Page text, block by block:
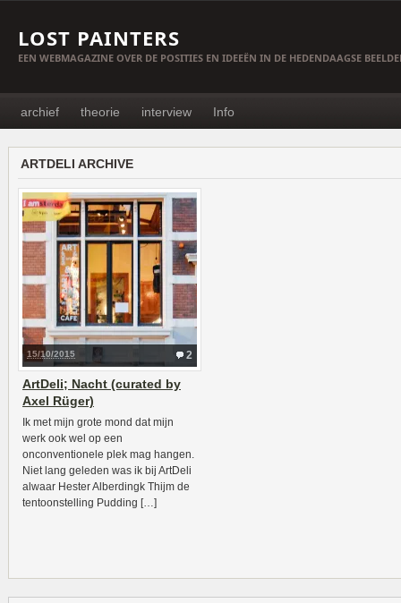
LOST PAINTERS
EEN WEBMAGAZINE OVER DE POSITIES EN IDEEËN IN DE HEDENDAAGSE
archief theorie interview Info
ARTDELI ARCHIVE
2
15/10/2015
ArtDeli; Nacht (curated by
Axel Rüger)
Ik met mijn grote mond dat mijn
werk ook wel op een
onconventionele plek mag hangen.
Niet lang geleden was ik bij ArtDeli
alwaar Hester Alberdingk Thijm de
tentoonstelling Pudding […]